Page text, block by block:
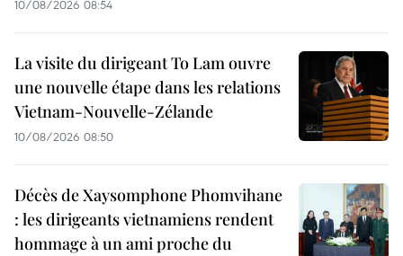
10/08/2026 08:54
La visite du dirigeant To Lam ouvre
une nouvelle étape dans les relations
Vietnam-Nouvelle-Zélande
10/08/2026 08:50
Décès de Xaysomphone Phomvihane
: les dirigeants vietnamiens rendent
hommage à un ami proche du